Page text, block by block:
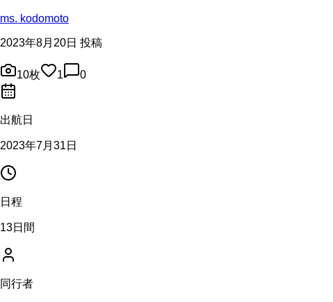
ms. kodomoto
2023年8月20日 投稿
10枚 1 0
出航日
2023年7月31日
日程
13日間
同行者